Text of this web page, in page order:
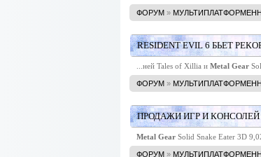
ФОРУМ »
RESIDENT EVIL 6 БЬЕТ
...ней Tales of Xillia и Metal Gear
ФОРУМ »
ПРОДАЖИ ИГР И КОНСОЛЕЙ
Metal Gear Solid Snake Eater 3D
ФОРУМ »